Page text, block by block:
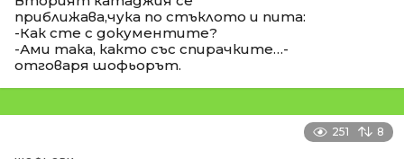
приближава,чука по стъклото и пита:
-Как сте с документите?
-Ами така, както със спирачките…-
отговаря шофьорът.
251 8